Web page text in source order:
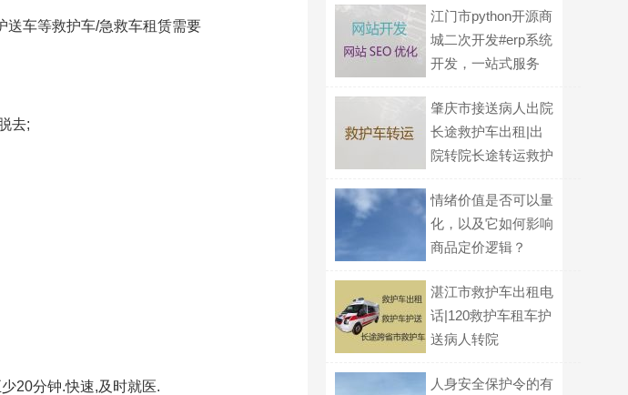
送车等救护车/急救车租赁需要
去;
20分钟.快速,及时就医.
江门市python开源商
城二次开发#erp系统
开发，一站式服务
肇庆市接送病人出院
长途救护车出租|出
院转院长途转运救护
情绪价值是否可以量
化，以及它如何影响
商品定价逻辑？
湛江市救护车出租电
话|120救护车租车护
送病人转院
人身安全保护令的有